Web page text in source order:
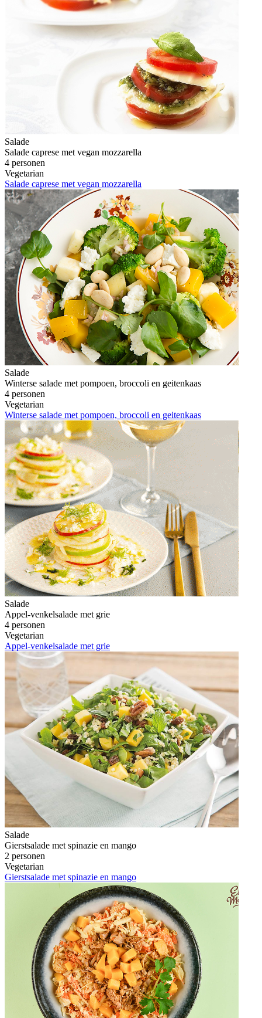
Salade
Salade caprese met vegan mozzarella
4 personen
Vegetarian
Salade caprese met vegan mozzarella
Salade
Winterse salade met pompoen, broccoli en geitenkaas
4 personen
Vegetarian
Winterse salade met pompoen, broccoli en geitenkaas
Salade
Appel-venkelsalade met grie
4 personen
Vegetarian
Appel-venkelsalade met grie
Salade
Gierstsalade met spinazie en mango
2 personen
Vegetarian
Gierstsalade met spinazie en mango